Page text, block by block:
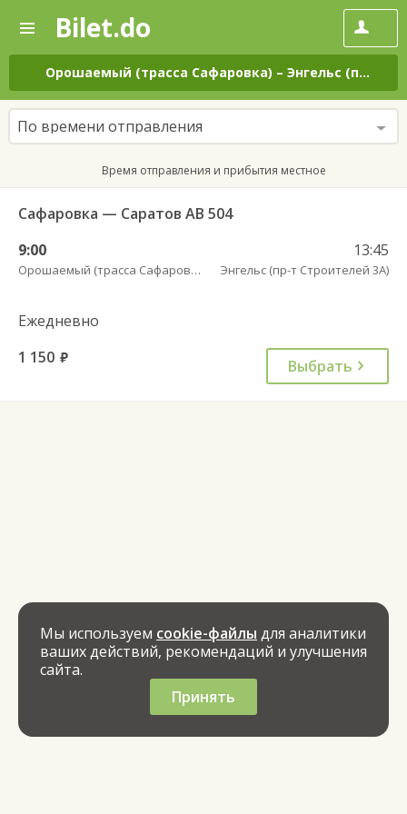
—
Поиск
и
покупка
билетов
на
автобус
онлайн
Bilet.do
Орошаемый (трасса Сафаровка) – Энгельс (пр-т Строителей 3А)
По времени отправления
Время отправления и прибытия местное
Сафаровка — Саратов АВ 504
9:00
Орошаемый (трасса Сафаровка)
13:45
Энгельс (пр-т Строителей 3А)
Ежедневно
1 150 руб. Выбрать
Мы используем cookie-файлы для аналитики
ваших действий, рекомендаций и улучшения
сайта.
Принять